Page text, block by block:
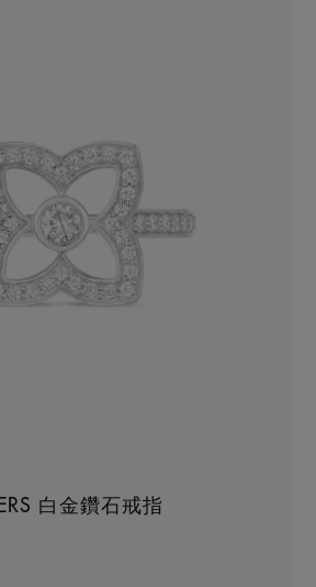
白金鑽石戒指